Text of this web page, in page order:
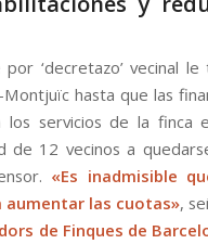
‘decretazo’ vecinal le
hasta que las
servicios de la finca
de 12 vecinos a
«Es inadmisible
las cuotas»,
de Finques de